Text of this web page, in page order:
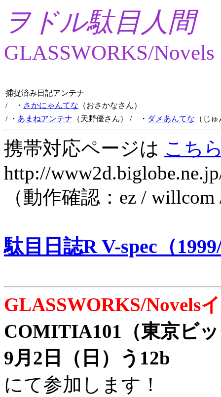
ヲドル駄目人間
GLASSWORKS/Novels
捕捉済み日記アンテナ
/ ・ さかにゃんてな （おさかなさん）
/ ・ あまねアンテナ （天野優さん） / ・ ダメあんてな （じ
携帯対応ページは こち
http://
（動作確認：ez /
駄目日誌R V-spec（
GLASSWORKS/Novels
COMITIA101（東京ビ
9月2日（日）う12b
にて参加します！